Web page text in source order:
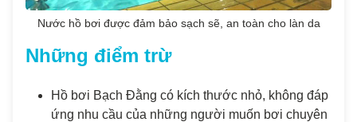
Nước hồ bơi được đảm bảo sạch sẽ, an toàn cho làn da
Những điểm trừ
Hồ bơi Bạch Đằng có kích thước nhỏ, không đáp
ứng nhu cầu của những người muốn bơi chuyên